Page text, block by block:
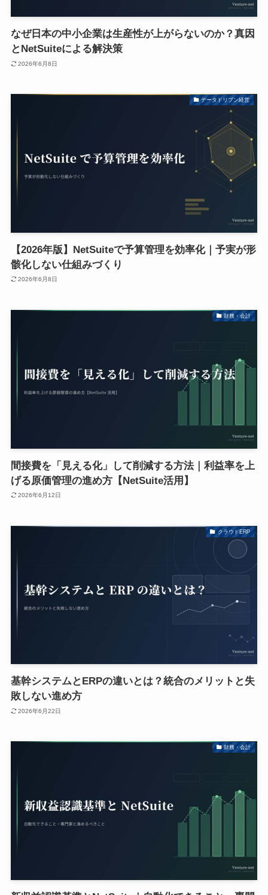
なぜ日本の中小企業は生産性が上がらないのか？真因
とNetSuiteによる解決策
2026年6月8日
データドリブン経営
【2026年版】NetSuiteで予算管理を効率化｜予実が形
骸化しない仕組みづくり
2026年6月8日
財務・会計
間接費を「見える化」して削減する方法｜利益率を上
げる原価管理の進め方【NetSuite活用】
2026年6月12日
クラウドERP
基幹システムとERPの違いとは？統合のメリットと失
敗しない進め方
2026年6月22日
財務・会計